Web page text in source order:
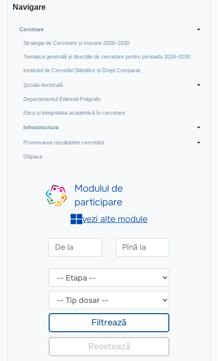
Navigare
Cercetare
Strategia de Cercetare și Inovare 2026–2030
Tematica generală și direcțiile de cercetare pentru perioada 2026–2030
Institutul de Cercetări Științifice și Drept Comparat
Şcoala doctorală
Departamentul Editorial-Poligrafic
Etica și integritatea academică în cercetare
Infrastructura
Promovarea rezultatelor cercetării
DSpace